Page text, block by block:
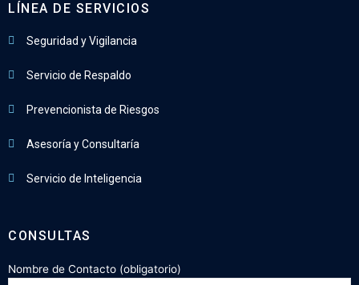
LÍNEA DE SERVICIOS
Seguridad y Vigilancia
Servicio de Respaldo
Prevencionista de Riesgos
Asesoría y Consultaría
Servicio de Inteligencia
CONSULTAS
Nombre de Contacto (obligatorio)